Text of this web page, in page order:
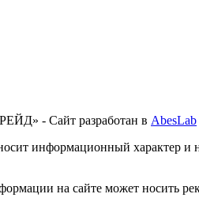
- Сайт разработан в AbesLab
информационный характер и
на сайте может носить